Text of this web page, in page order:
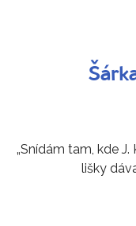
„Snídám tam, kde
lišky